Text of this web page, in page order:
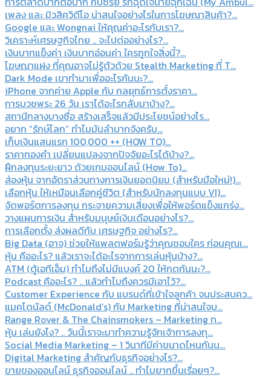
เพลง และ มิวสิควิดีโอ น่าสนใจอย่างไรในการโฆษณาสินค้า?...
Google และ Wongnai ให้คุณค่าอะไรกับเรา?...
วิเคราะห์เศรษฐกิจไทย .. จะไปต่ออย่างไร?...
เงินบาทแข็งค่า เงินบาทอ่อนค่า ใครถูกใจสิ่งนี้?...
โฆษณาแฝง ที่คุณอาจไม่รู้ตัวด้วย Stealth Marketing ที่ T...
Dark Mode เขาทำมาเพื่ออะไรกันนะ?...
iPhone จากค่าย Apple กับ กลยุทธ์การตั้งราคา...
การบวชพระ 26 วัน เราได้อะไรกลับมาบ้าง?...
สถานีกลางบางซื่อ สร้างเสร็จแล้วมีประโยชน์อย่างไร...
อยาก “รักษ์โลก” ทำไมมันลำบากจังครับ...
เก็บเงินแสนแรก 100,000 ++ (HOW TO)...
ราคาทองคำ เปลี่ยนแปลงจากปัจจัยอะไรได้บ้าง?...
ฝึกลงทุนระยะยาว ด้วยเกมออนไลน์ (How To)...
ส่องหุ้น จากอัตราส่วนทางการเงินยอดนิยม (สำหรับมือใหม่!)...
เลือกหุ้น ให้เหมือนเลือกคู่ชีวิต (สำหรับนักลงทุนแบบ VI)...
จัดพอร์ตการลงทุน กระจายความเสี่ยงเพื่อให้พอร์ตแข็งแกร่ง...
วางแผนการเงิน สำหรับมนุษย์เงินเดือนอย่างไร?...
การเลือกตั้ง ส่งผลดีกับ เศรษฐกิจ อย่างไร?...
Big Data (อาจ) ช่วยให้แพลตฟอร์มรู้ว่าคุณชอบใคร ก่อนคุณเ...
หุ้น คืออะไร? แล้วเราจะได้อะไรจากการเล่นหุ้นบ้าง?...
ATM (ตู้เอทีเอ็ม) ทำไมถึงไม่มีแบงค์ 20 ให้กดกันนะ?...
Podcast คืออะไร? .. แล้วทำไมถึงควรมีเอาไว้?...
Customer Experience กับ แบรนด์ที่เข้าใจลูกค้า จนประสบคว...
แมคโดนัลด์ (McDonald’s) กับ Marketing ที่น่าสนใจบ...
Range Rover & The Chainsmokers – Marketing ท...
หุ้น เล่นยังไง? .. วันนี้เราจะมาทำความรู้จักเจ้าการลงทุ...
Social Media Marketing – 1 วินาทีมีค่าขนาดไหนกันน...
Digital Marketing สำคัญกับธุรกิจอย่างไร?...
ขายของออนไลน์ ธุรกิจออนไลน์ .. ทำไมยากขึ้นเรื่อยๆ?...